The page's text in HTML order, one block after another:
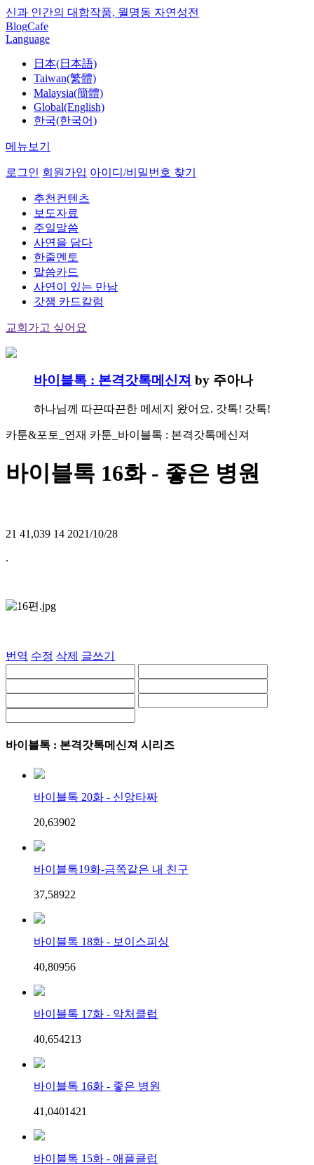
신과 인간의 대합작품, 월명동 자연성전
BlogCafe
Language
日本(日本語)
Taiwan(繁體)
Malaysia(簡體)
Global(English)
한국(한국어)
메뉴보기
로그인 회원가입 아이디/비밀번호 찾기
추천컨텐츠
보도자료
주일말씀
사연을 담다
한줄멘토
말씀카드
사연이 있는 만남
갓잼 카드칼럼
교회가고 싶어요
바이블톡 : 본격갓톡메신져 by 주아나
하나님께 따끈따끈한 메세지 왔어요. 갓톡! 갓톡!
카툰&포토_연재 카툰_바이블톡 : 본격갓톡메신져
바이블톡 16화 - 좋은 병원
21 41,039 14 2021/10/28
.
번역 수정 삭제 글쓰기
바이블톡 : 본격갓톡메신져 시리즈
바이블톡 20화 - 신앙타짜
20,63902
바이블톡19화-금쪽같은 내 친구
37,58922
바이블톡 18화 - 보이스피싱
40,80956
바이블톡 17화 - 악처클럽
40,654213
바이블톡 16화 - 좋은 병원
41,0401421
바이블톡 15화 - 애플클럽